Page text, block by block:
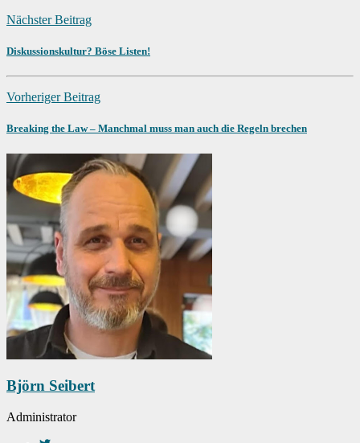
Nächster Beitrag
Diskussionskultur? Böse Listen!
Vorheriger Beitrag
Breaking the Law – Manchmal muss man auch die Regeln brechen
Björn Seibert
Administrator